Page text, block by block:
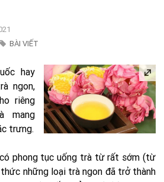
BÀI VIẾT
hay
ngon,
riêng
mang
trưng.
phong tục uống trà từ rất sớm (từ
những loại trà ngon đã trở thành